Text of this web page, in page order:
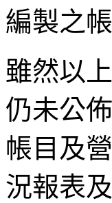
編製之
雖然以
仍未公
帳目及
況報表